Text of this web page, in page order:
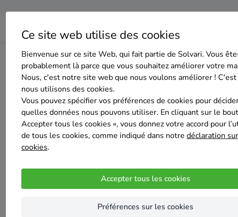
Ce site web utilise des cookies
Bienvenue sur ce site Web, qui fait partie de Solvari. Vous
probablement là parce que vous souhaitez améliorer votre
Nous, c'est notre site web que nous voulons améliorer !
nous utilisons des cookies.
Vous pouvez spécifier vos préférences de cookies pour
quelles données nous pouvons utiliser. En cliquant sur le
Accepter tous les cookies », vous donnez votre accord pour
de tous les cookies, comme indiqué dans notre déclaration
cookies.
Accepter tous les cookies
Préférences sur les cookies
Home Isolation du sol Brabant wallon Wavre Technitoiture
Technitoiture
Pas encore d'évaluation
Nous sommes une société avec 20 d'expérience , la toiture n'a plus de
Nous effectuons tous travaux de toitures, plate-